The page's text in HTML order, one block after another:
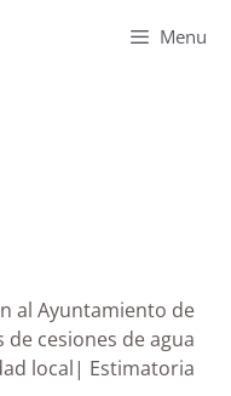
Menu
al Ayuntamiento de
cesiones de agua
local| Estimatoria